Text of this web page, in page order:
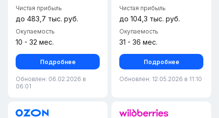
Чистая прибыль
до 483,7 тыс. руб.
Окупаемость
10 - 32 мес.
Подробнее
Обновлен: 06.02.2026 в
06:01
Чистая прибыль
до 104,3 тыс. руб.
Окупаемость
31 - 36 мес.
Подробнее
Обновлен: 12.05.2026 в 11:10